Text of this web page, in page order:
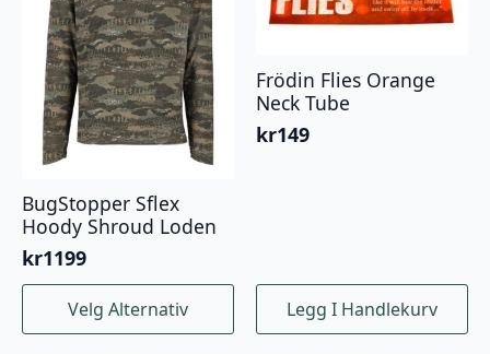
BugStopper Sflex
Hoody Shroud Loden
kr1199
Velg Alternativ
Dette
produktet
Frödin Flies Orange
Neck Tube
kr149
Legg I Handlekurv